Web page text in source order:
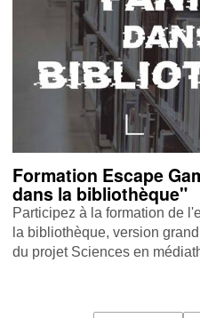
Formation Escape
dans la bibliothèque"
Participez à la formation de
la bibliothèque, version
du projet Sciences en